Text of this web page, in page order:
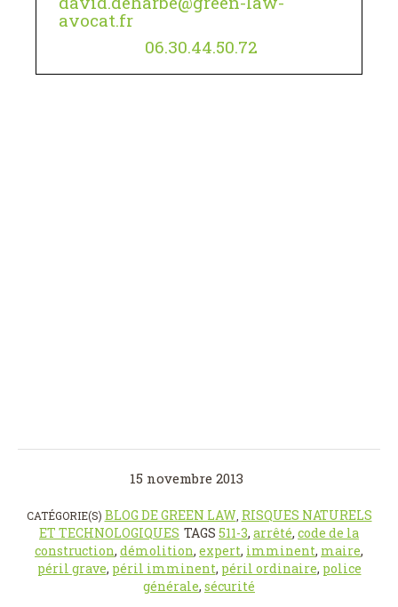
avocat.fr
06.30.44.50.72
15 novembre 2013
CATÉGORIE(S) BLOG DE GREEN LAW, RISQUES NATURELS
ET TECHNOLOGIQUES TAGS 511-3, arrêté, code de la
construction, démolition, expert, imminent, maire,
péril grave, péril imminent, péril ordinaire, police
générale, sécurité